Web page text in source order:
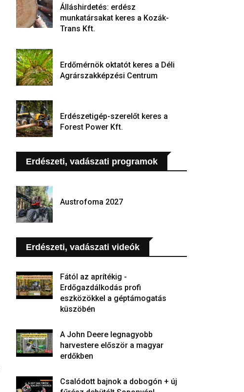
Álláshirdetés: erdész
munkatársakat keres a Kozák-
Trans Kft.
Erdőmérnök oktatót keres a Déli
Agrárszakképzési Centrum
Erdészetigép-szerelőt keres a
Forest Power Kft.
Erdészeti, vadászati programok
Austrofoma 2027
Erdészeti, vadászati videók
Fától az aprítékig -
Erdőgazdálkodás profi
eszközökkel a géptámogatás
küszöbén
A John Deere legnagyobb
harvestere először a magyar
erdőkben
Csalódott bajnok a dobogón + új